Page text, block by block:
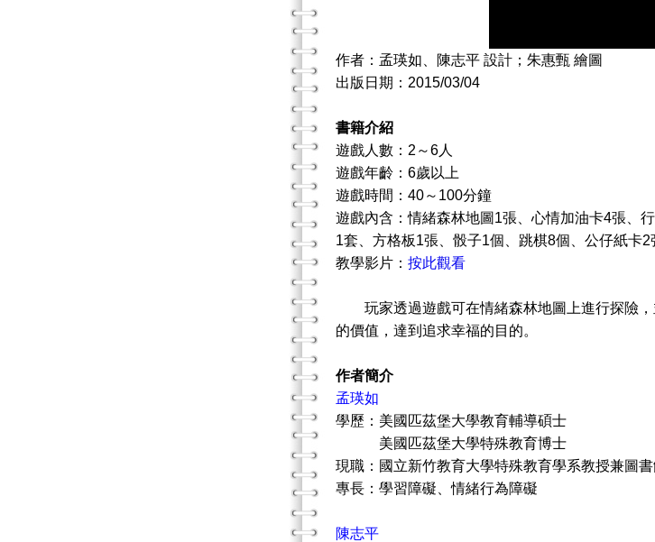
作者：孟瑛如、陳志平 設計；朱惠甄 繪圖
出版日期：2015/03/04
書籍介紹
遊戲人數：2～6人
遊戲年齡：6歲以上
遊戲時間：40～100分鐘
遊戲內含：情緒森林地圖1張、心情加油卡4張、
1套、方格板1張、骰子1個、跳棋8個、公仔紙卡
教學影片： 按此觀看
玩家透過遊戲可在情緒森林地圖上進行探險
的價值，達到追求幸福的目的。
作者簡介
孟瑛如
學歷：美國匹茲堡大學教育輔導碩士
美國匹茲堡大學特殊教育博士
現職：國立新竹教育大學特殊教育學系教授兼圖
專長：學習障礙、情緒行為障礙
陳志平